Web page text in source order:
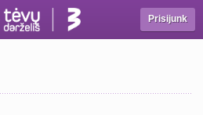
Prisijunk